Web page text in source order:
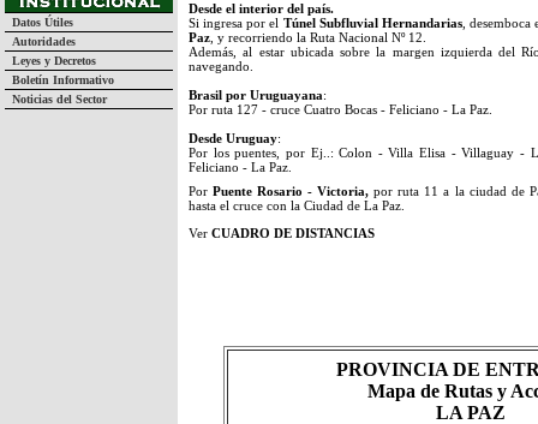
Datos Útiles
Autoridades
Leyes y Decretos
Boletín Informativo
Noticias del Sector
Desde el interior del país.
Si ingresa por el Túnel Subfluvial Hernandarias, desemboca
Paz , y recorriendo la Ruta Nacional Nº 12.
Además, al estar ubicada sobre la margen izquierda del
navegando.
Brasil por Uruguayana:
Por ruta 127 - cruce Cuatro Bocas - Feliciano - La Paz.
Desde Uruguay:
Por los puentes, por Ej..: Colon - Villa Elisa - Villaguay -
Feliciano - La Paz.
PorPuente Rosario - Victoria,por ruta 11 a la ciudad de
hasta el cruce con la Ciudad de La Paz.
Ver CUADRO DE DISTANCIAS
PROVINCIA DE
Mapa de Rutas y
LA PAZ